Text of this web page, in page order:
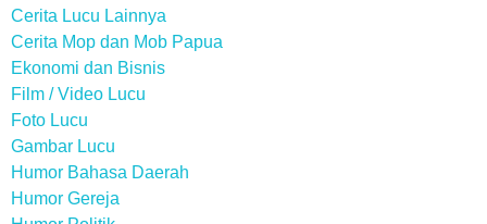
Cerita Lucu Lainnya
Cerita Mop dan Mob Papua
Ekonomi dan Bisnis
Film / Video Lucu
Foto Lucu
Gambar Lucu
Humor Bahasa Daerah
Humor Gereja